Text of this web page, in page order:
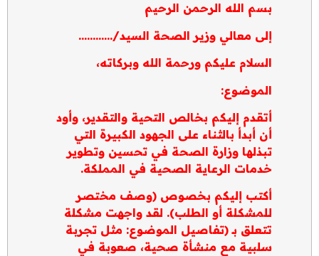
بسم الله الرحمن الرحيم
إلى معالي وزير الصحة السيد/…………
السلام عليكم ورحمة الله وبركاته،
الموضوع:
أتقدم إليكم بخالص التحية والتقدير، وأود
أن أبدأ بالثناء على الجهود الكبيرة التي
تبذلها وزارة الصحة في تحسين وتطوير
خدمات الرعاية الصحية في المملكة.
أكتب إليكم بخصوص (وصف مختصر
للمشكلة أو الطلب). لقد واجهت مشكلة
تتعلق بـ (تفاصيل الموضوع: مثل تجربة
سلبية مع منشأة صحية، صعوبة في